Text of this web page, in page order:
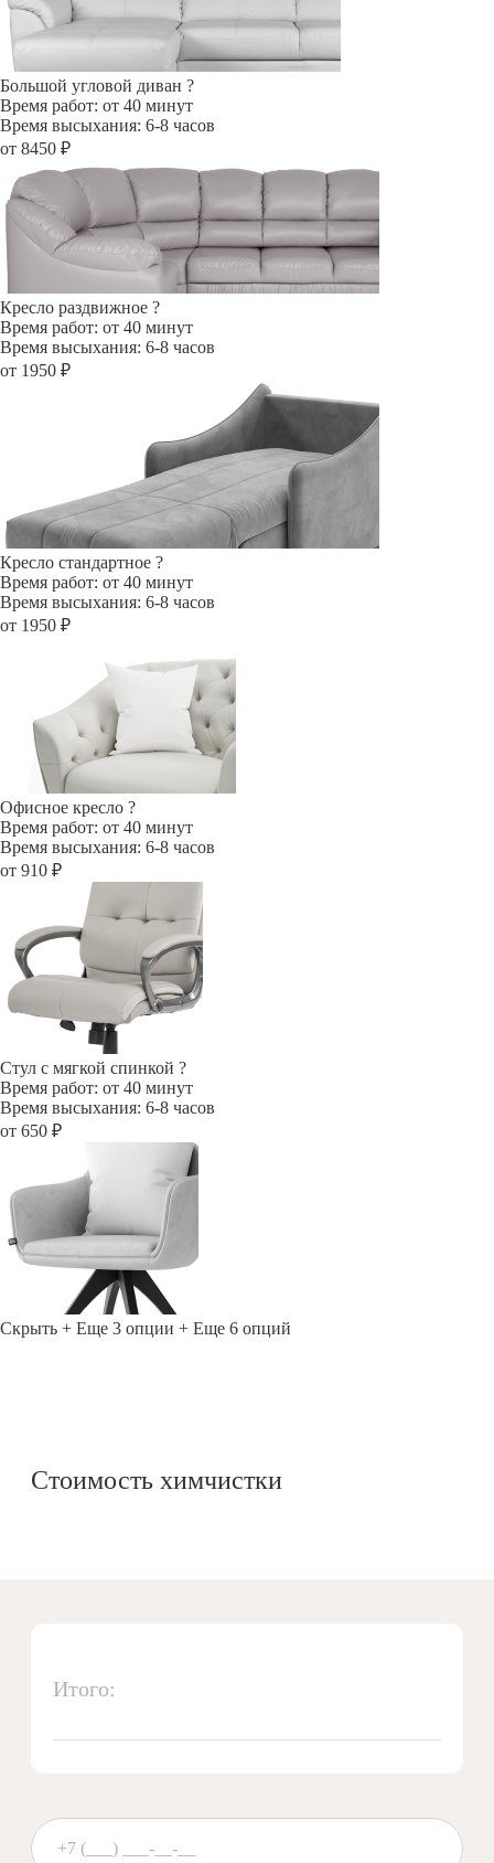
Большой угловой диван ?
Время работ: от 40 минут
Время высыхания: 6-8 часов
от 8450 ₽
Кресло раздвижное ?
Время работ: от 40 минут
Время высыхания: 6-8 часов
от 1950 ₽
Кресло стандартное ?
Время работ: от 40 минут
Время высыхания: 6-8 часов
от 1950 ₽
Офисное кресло ?
Время работ: от 40 минут
Время высыхания: 6-8 часов
от 910 ₽
Стул с мягкой спинкой ?
Время работ: от 40 минут
Время высыхания: 6-8 часов
от 650 ₽
Скрыть + Еще 3 опции + Еще 6 опций
Стоимость химчистки
Итого: